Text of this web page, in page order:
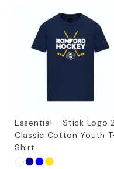
Essential - Stick Logo
Classic Cotton Youth
Shirt